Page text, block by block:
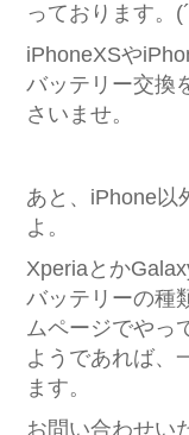
っております。
iPhoneXSや
バッテリー交換
さいませ。
あと、iPhone以
よ。
Xperiaとか
バッテリーの種
ムページでやっ
ようであれば、
ます。
お問い合わせい